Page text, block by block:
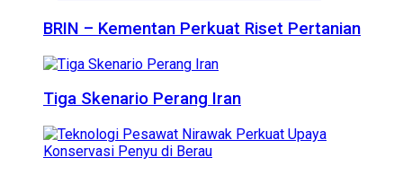
BRIN – Kementan Perkuat Riset Pertanian
Tiga Skenario Perang Iran